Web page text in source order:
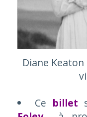
Diane Keaton
Ce billet